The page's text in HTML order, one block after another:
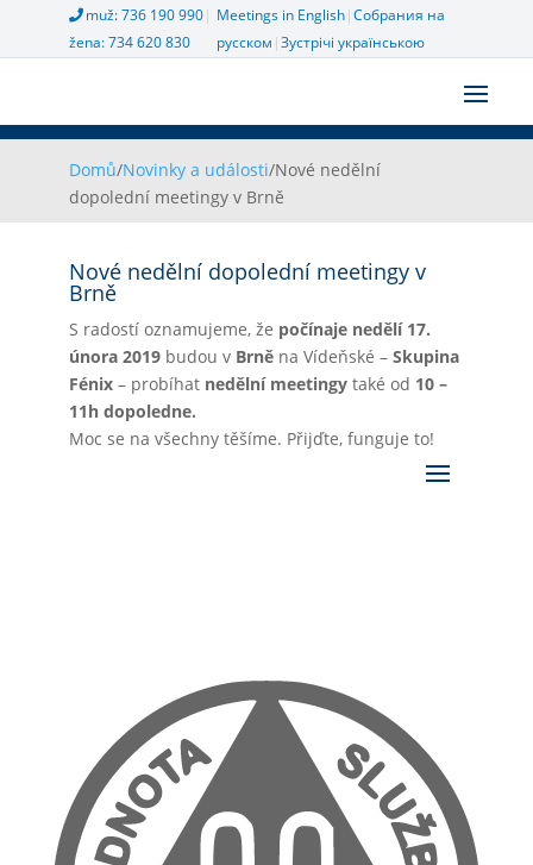
muž: 736 190 990|
žena: 734 620 830
Meetings in English|Собрания на
русском |Зустрічі українською
Domů/Novinky a události/Nové nedělní
dopolední meetingy v Brně
Nové nedělní dopolední meetingy v
Brně
S radostí oznamujeme, že počínaje nedělí 17.
února 2019budou vBrněna Vídeňské – Skupina
Fénix– probíhat nedělní meetingytaké od 10 –
11h dopoledne.
Moc se na všechny těšíme. Přijďte, funguje to!